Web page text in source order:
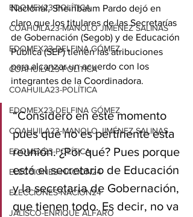
EDOMEX23-POLÍTICA
COAHUILA23-MANOLO JIMÉNEZ SALINAS
EDOMEX23-DELFINA GÓMEZ
COAHUILA23-POLÍTICA
COAHUILA23-POLÍTICA
EDOMEX23-DELFINA GÓMEZ
COAHUILA23-MANOLO JIMÉNEZ SALINAS
EDOMEX23-POLÍTICA
ELECCIONES-NACION24
ELECCIONES-NACION24
JALISCO-ENRIQUE ALFARO
Nacional, Sheinbaum Pardo dejó en
claro que los titulares de las Secretarías
de Gobernación (Segob) y de Educación
Pública (SEP) tienen las atribuciones
para alcanzar un acuerdo con los
integrantes de la Coordinadora.
“Considero en este momento
pues que no es pertinente esta
reunión. ¿Por qué? Pues porque
está el secretario de Educación
y la secretaria de Gobernación,
que tienen todo. Es decir, no va